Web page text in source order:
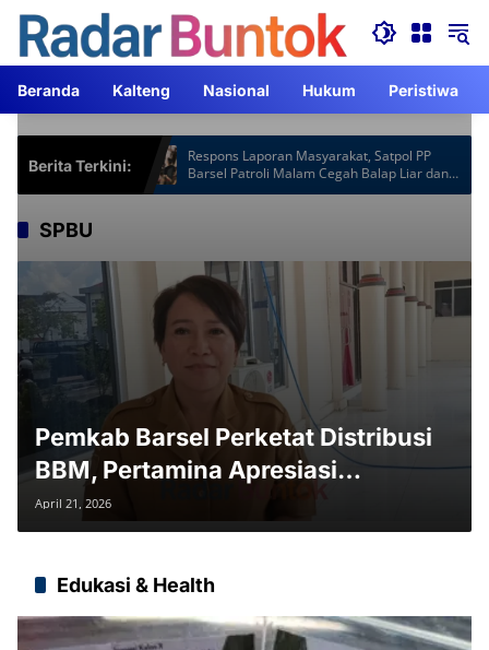
Langsung
konten
Beranda Kalteng Nasional Hukum Peristiwa
Berita Terkini:
Gardu
Lebih
Respons Laporan Masyarakat, Satpol PP
Barsel Patroli Malam Cegah Balap Liar dan
Knalpot Brong
SPBU
Pemkab Barsel Perketat Distribusi
BBM, Pertamina Apresiasi
Pengawasan SPBU
April 21, 2026
Edukasi & Health